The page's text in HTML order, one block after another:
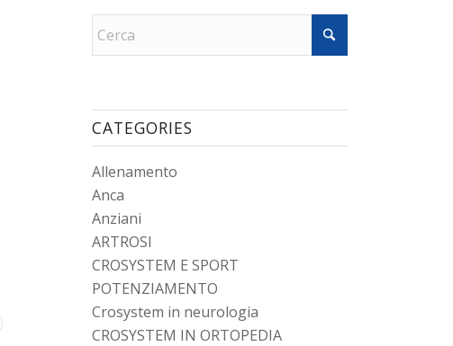
CATEGORIES
Allenamento
Anca
Anziani
ARTROSI
CROSYSTEM E SPORT
POTENZIAMENTO
Crosystem in neurologia
CROSYSTEM IN ORTOPEDIA